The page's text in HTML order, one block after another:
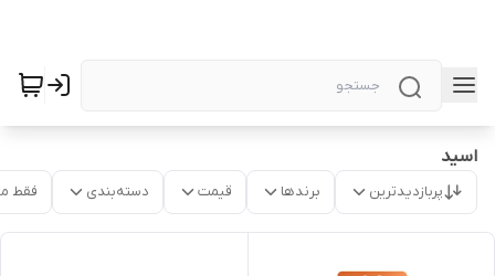
اسید
پربازدیدترین برندها قیمت دسته‌بندی فقط